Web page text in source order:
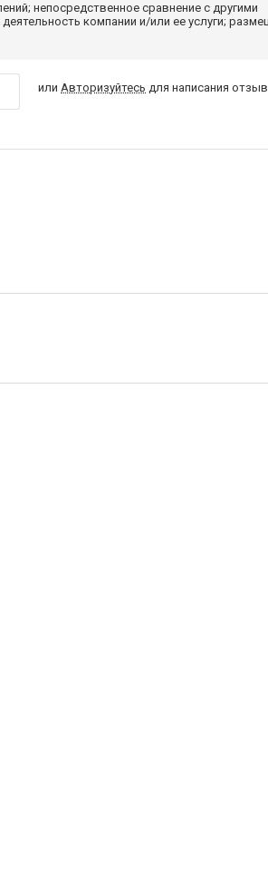
непосредственное сравнение с другими
компании и/или ее услуги;
илиАвторизуйтесь для написания